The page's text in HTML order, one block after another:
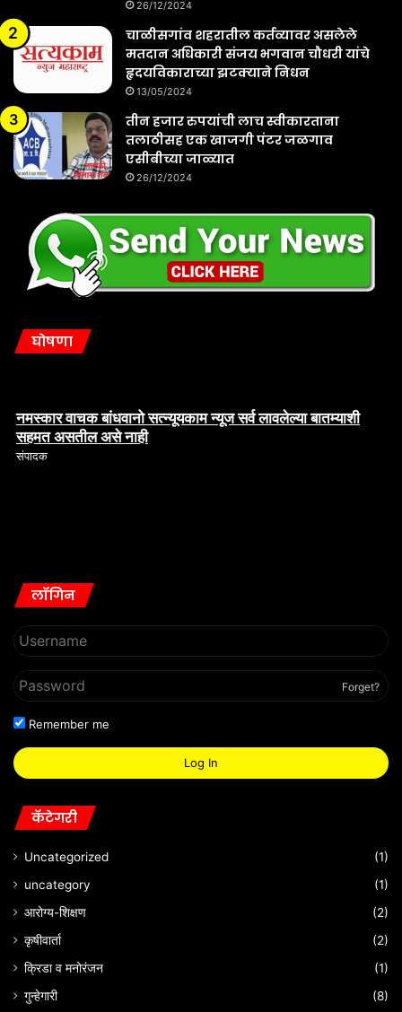
26/12/2024
चाळीसगांव शहरातील कर्तव्यावर असलेले
मतदान अधिकारी संजय भगवान चौधरी यांचे
हृदयविकाराच्या झटक्याने निधन
13/05/2024
तीन हजार रुपयांची लाच स्वीकारताना
तलाठीसह एक खाजगी पंटर जळगाव
एसीबीच्या जाळ्यात
26/12/2024
घोषणा
सहमत असतील असे नाही
संपादक
लॉगिन
Forget?
Remember me
Log In
कॅटेगरी
Uncategorized
(1)
uncategory
(1)
आरोग्य-शिक्षण
(2)
कृषीवार्ता
(2)
क्रिडा व मनोरंजन
(1)
गुन्हेगारी
(8)